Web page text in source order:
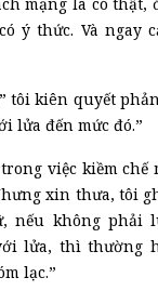
ý thức. Và ngay
tôi kiên quyết
lửa đến mức đó.”
trong việc kiềm
xin thưa, tôi
nếu không phải
lửa, thì thường
lạc.”